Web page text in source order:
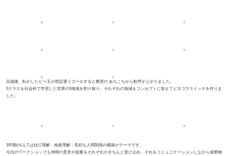
完成後、転がしたビー玉が想定通りゴールすると教室の あちこちから歓声が上がりました。
5クラスを社会科で学習した世界の5地域を割り振り、それぞれの地域をコンセプトに加えてピタゴラスイッチを作りま
した。
3学期のL.L.T.は自己理解・他者理解・良好な人間関係の構築がテーマです。
今日のワークショップも仲間の意見や提案をそれぞれがきちんと受け止め、それをコミュニケーションしながら成果物